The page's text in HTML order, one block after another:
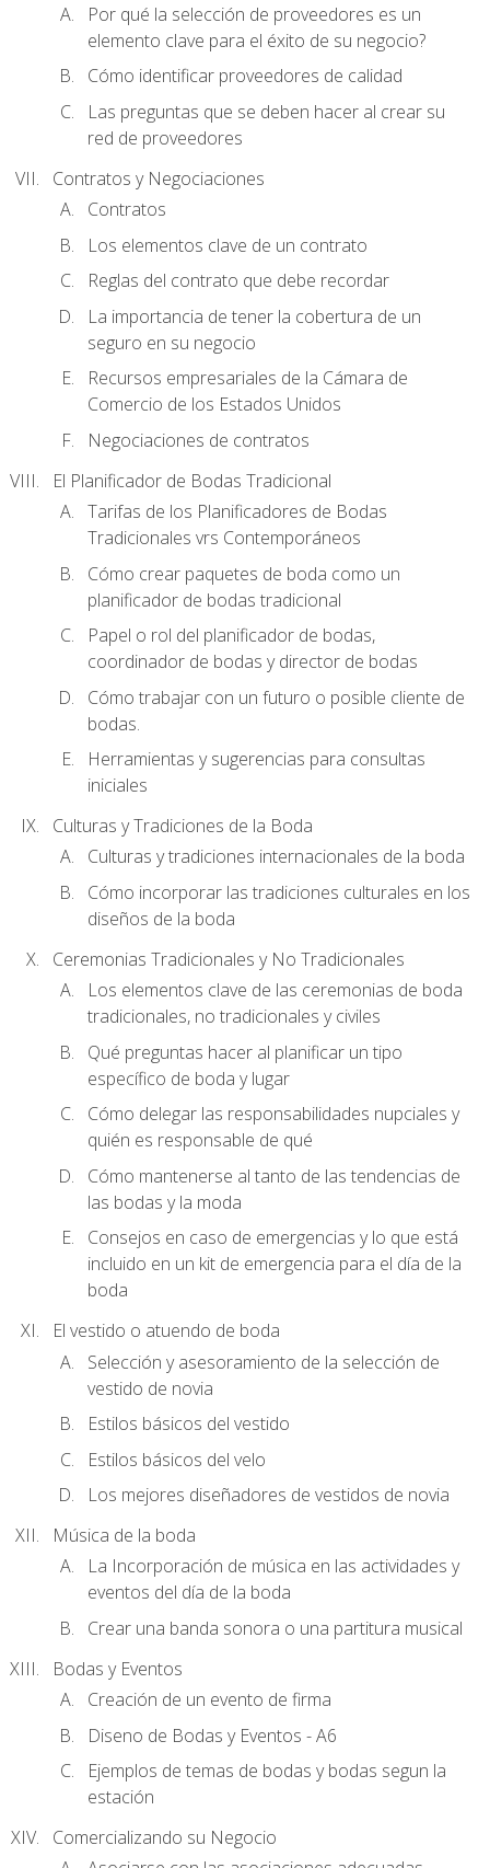
Por qué la selección de proveedores es un
elemento clave para el éxito de su negocio?
Cómo identificar proveedores de calidad
Las preguntas que se deben hacer al crear su
red de proveedores
Contratos y Negociaciones
Contratos
Los elementos clave de un contrato
Reglas del contrato que debe recordar
La importancia de tener la cobertura de un
seguro en su negocio
Recursos empresariales de la Cámara de
Comercio de los Estados Unidos
Negociaciones de contratos
El Planificador de Bodas Tradicional
Tarifas de los Planificadores de Bodas
Tradicionales vrs Contemporáneos
Cómo crear paquetes de boda como un
planificador de bodas tradicional
Papel o rol del planificador de bodas,
coordinador de bodas y director de bodas
Cómo trabajar con un futuro o posible cliente de
bodas.
Herramientas y sugerencias para consultas
iniciales
Culturas y Tradiciones de la Boda
Culturas y tradiciones internacionales de la boda
Cómo incorporar las tradiciones culturales en los
diseños de la boda
Ceremonias Tradicionales y No Tradicionales
Los elementos clave de las ceremonias de boda
tradicionales, no tradicionales y civiles
Qué preguntas hacer al planificar un tipo
específico de boda y lugar
Cómo delegar las responsabilidades nupciales y
quién es responsable de qué
Cómo mantenerse al tanto de las tendencias de
las bodas y la moda
Consejos en caso de emergencias y lo que está
incluido en un kit de emergencia para el día de la
boda
El vestido o atuendo de boda
Selección y asesoramiento de la selección de
vestido de novia
Estilos básicos del vestido
Estilos básicos del velo
Los mejores diseñadores de vestidos de novia
Música de la boda
La Incorporación de música en las actividades y
eventos del día de la boda
Crear una banda sonora o una partitura musical
Bodas y Eventos
Creación de un evento de firma
Diseno de Bodas y Eventos - A6
Ejemplos de temas de bodas y bodas segun la
estación
Comercializando su Negocio